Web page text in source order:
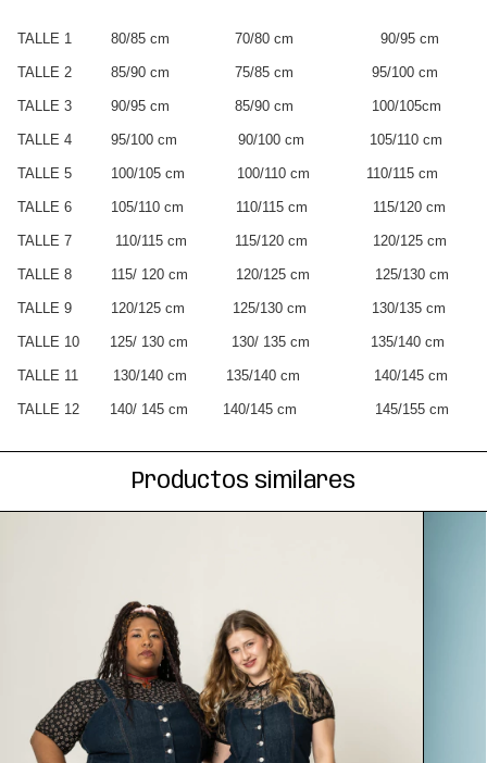
TALLE 1 80/85 cm 70/80 cm 90/95 cm
TALLE 2 85/90 cm 75/85 cm 95/100 cm
TALLE 3 90/95 cm 85/90 cm 100/105cm
TALLE 4 95/100 cm 90/100 cm 105/110 cm
TALLE 5 100/105 cm 100/110 cm 110/115 cm
TALLE 6 105/110 cm 110/115 cm 115/120 cm
TALLE 7 110/115 cm 115/120 cm 120/125 cm
TALLE 8 115/ 120 cm 120/125 cm 125/130 cm
TALLE 9 120/125 cm 125/130 cm 130/135 cm
TALLE 10 125/ 130 cm 130/ 135 cm 135/140 cm
TALLE 11 130/140 cm 135/140 cm 140/145 cm
TALLE 12 140/ 145 cm 140/145 cm 145/155 cm
Productos similares